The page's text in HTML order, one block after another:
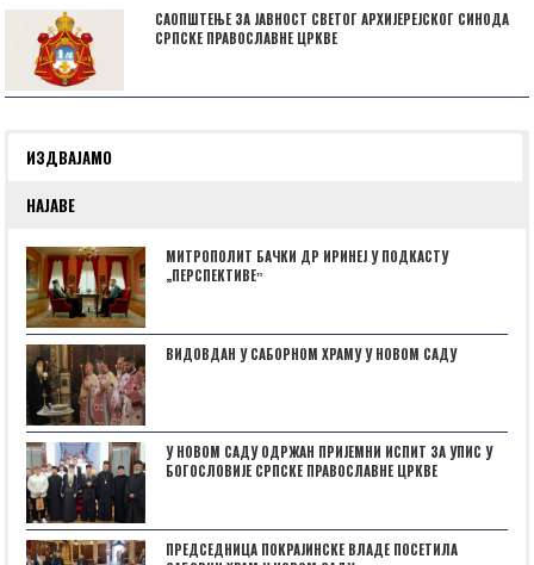
САОПШТЕЊЕ ЗА ЈАВНОСТ СВЕТОГ АРХИЈЕРЕЈСКОГ СИНОДА
СРПСКЕ ПРАВОСЛАВНЕ ЦРКВЕ
ИЗДВАЈАМО
НАЈАВЕ
МИТРОПОЛИТ БАЧКИ ДР ИРИНЕЈ У ПОДКАСТУ
„ПЕРСПЕКТИВЕˮ
ВИДОВДАН У САБОРНОМ ХРАМУ У НОВОМ САДУ
У НОВОМ САДУ ОДРЖАН ПРИЈЕМНИ ИСПИТ ЗА УПИС У
БОГОСЛОВИЈЕ СРПСКЕ ПРАВОСЛАВНЕ ЦРКВЕ
ПРЕДСЕДНИЦА ПОКРАЈИНСКЕ ВЛАДЕ ПОСЕТИЛА